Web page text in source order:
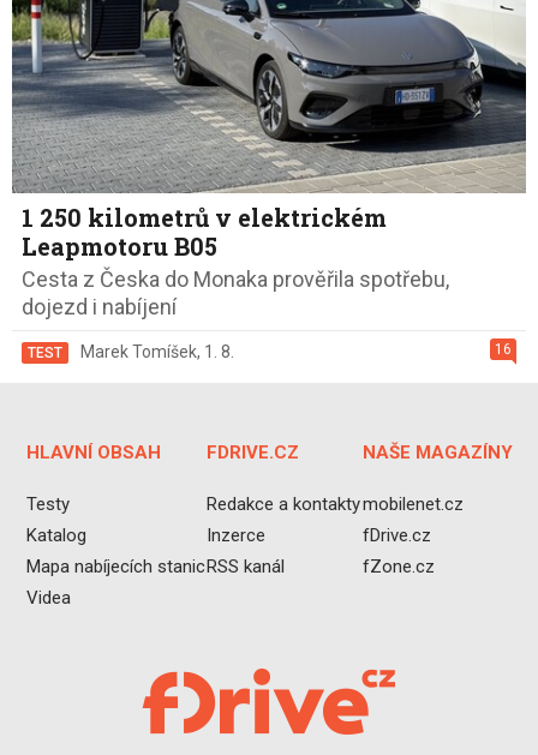
1 250 kilometrů v elektrickém
Leapmotoru B05
Cesta z Česka do Monaka prověřila spotřebu,
dojezd i nabíjení
16
TEST Marek Tomíšek, 1. 8.
HLAVNÍ OBSAH
Testy
Katalog
Mapa nabíjecích stanic
Videa
FDRIVE.CZ
Redakce a kontakty
Inzerce
RSS kanál
NAŠE MAGAZÍNY
mobilenet.cz
fDrive.cz
fZone.cz